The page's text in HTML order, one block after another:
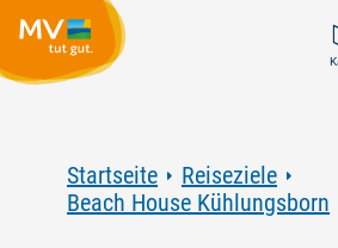
Inhalt
Startseite
Reiseziele
Beach House Kühlungsborn